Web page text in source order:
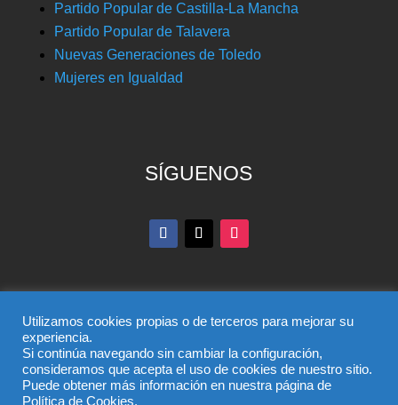
Partido Popular de Castilla-La Mancha
Partido Popular de Talavera
Nuevas Generaciones de Toledo
Mujeres en Igualdad
SÍGUENOS
© Partido Popular de Toledo – C/ Colombia, 6, 45004,
Toledo, Teléfono 925 285 528
Utilizamos cookies propias o de terceros para mejorar su
experiencia.
Si continúa navegando sin cambiar la configuración,
consideramos que acepta el uso de cookies de nuestro sitio.
Puede obtener más información en nuestra página de
Política de Cookies.